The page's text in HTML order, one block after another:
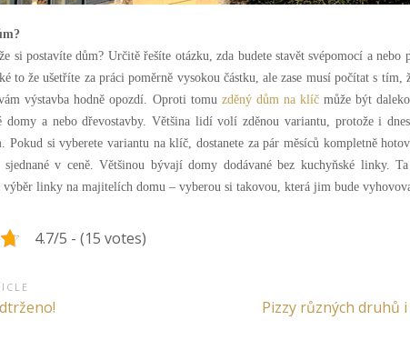
si postavíte dům? Určitě řešíte otázku, zda budete stavět svépomocí a nebo
to že ušetříte za práci poměrně vysokou částku, ale zase musí počítat s tím,
výstavba hodně opozdí. Oproti tomu zděný dům na klíčmůže být
domy a nebo dřevostavby. Většina lidí volí zděnou variantu, protože i
Pokud si vyberete variantu na klíč, dostanete za pár měsíců kompletně
sjednané v ceně. Většinou bývají domy dodávané bez kuchyňské linky.
výběr linky na majitelích domu – vyberou si takovou, která jim bude
4.7/5 - (15 votes)
Next
Pizzy různých druhů